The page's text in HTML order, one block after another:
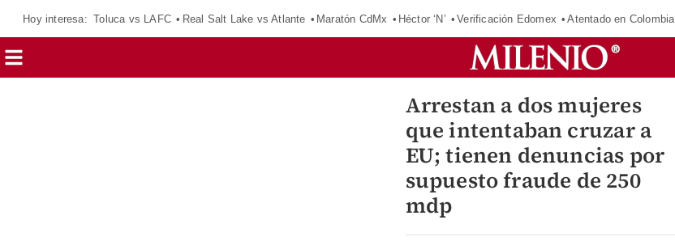
Hoy interesa: Toluca vs LAFC Real Salt Lake vs Atlante Maratón CdMx Héctor ‘N’ Verificación Edomex Atentado en Colombia
Arrestan a dos mujeres
que intentaban cruzar a
EU; tienen denuncias por
supuesto fraude de 250
mdp